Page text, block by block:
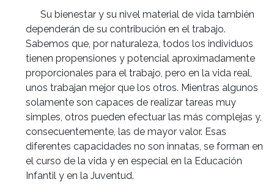
Su bienestar y su nivel material de vida también
dependerán de su contribución en el trabajo.
Sabemos que, por naturaleza, todos los individuos
tienen propensiones y potencial aproximadamente
proporcionales para el trabajo, pero en la vida real,
unos trabajan mejor que los otros. Mientras algunos
solamente son capaces de realizar tareas muy
simples, otros pueden efectuar las más complejas y,
consecuentemente, las de mayor valor. Esas
diferentes capacidades no son innatas, se forman en
el curso de la vida y en especial en la Educación
Infantil y en la Juventud.